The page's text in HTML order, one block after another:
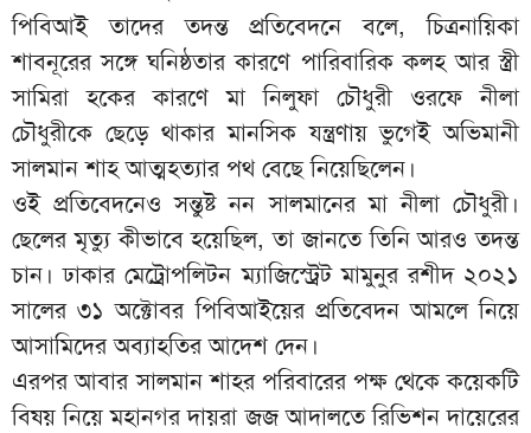
‎পিবিআই তাদের তদন্ত প্রতিবেদনে বলে, চিত্রনায়িকা
শাবনূরের সঙ্গে ঘনিষ্ঠতার কারণে পারিবারিক কলহ আর স্ত্রী
সামিরা হকের কারণে মা নিলুফা চৌধুরী ওরফে নীলা
চৌধুরীকে ছেড়ে থাকার মানসিক যন্ত্রণায় ভুগেই অভিমানী
সালমান শাহ আত্মহত্যার পথ বেছে নিয়েছিলেন।
‎‎ওই প্রতিবেদনেও সন্তুষ্ট নন সালমানের মা নীলা চৌধুরী।
ছেলের মৃত্যু কীভাবে হয়েছিল, তা জানতে তিনি আরও তদন্ত
চান। ঢাকার মেট্রোপলিটন ম্যাজিস্ট্রেট মামুনুর রশীদ ২০২১
সালের ৩১ অক্টোবর পিবিআইয়ের প্রতিবেদন আমলে নিয়ে
আসামিদের অব্যাহতির আদেশ দেন।
‎‎এরপর আবার সালমান শাহর পরিবারের পক্ষ থেকে কয়েকটি
বিষয় নিয়ে মহানগর দায়রা জজ আদালতে রিভিশন দায়েরের